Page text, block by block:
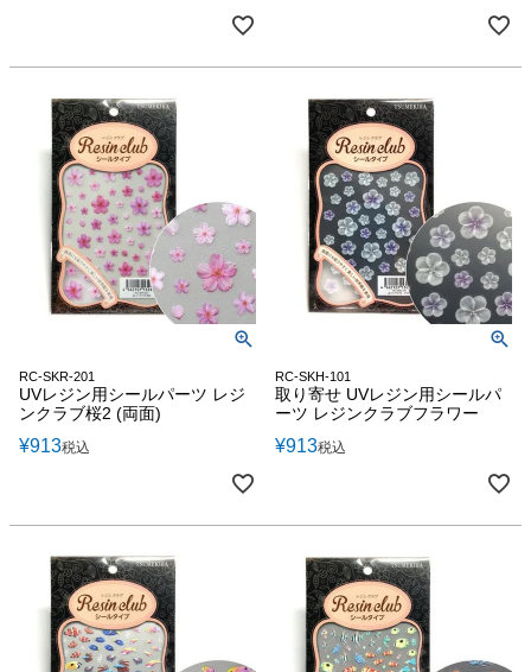
RC-SKR-201
UVレジン用シールパーツ レジ
ンクラブ桜2 (両面)
¥913税込
RC-SKH-101
取り寄せ UVレジン用シールパ
ーツ レジンクラブフラワー
¥913税込